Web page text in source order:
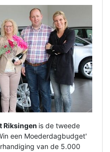
Riksingen is de tweede
een Moederdagbudget'
van de 5.000